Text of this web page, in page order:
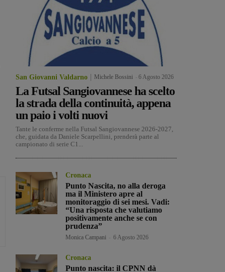
San Giovanni Valdarno Michele Bossini 6 Agosto 2026
La Futsal Sangiovannese ha scelto
la strada della continuità, appena
un paio i volti nuovi
Tante le conferme nella Futsal Sangiovannese 2026-2027,
che, guidata da Daniele Scarpellini, prenderà parte al
campionato di serie C1...
Cronaca
Punto Nascita, no alla deroga
ma il Ministero apre al
monitoraggio di sei mesi. Vadi:
“Una risposta che valutiamo
positivamente anche se con
prudenza”
Monica Campani 6 Agosto 2026
Cronaca
Punto nascita: il CPNN dà